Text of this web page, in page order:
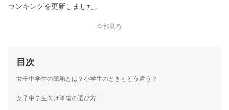
ランキングを更新しました。
全部見る
目次
女子中学生の筆箱とは？小学生のときとどう違う？
女子中学生向け筆箱の選び方